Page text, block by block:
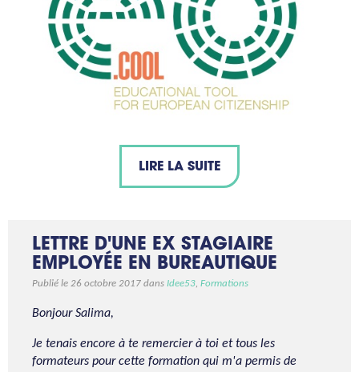
LIRE LA SUITE
LETTRE D'UNE EX STAGIAIRE
EMPLOYÉE EN BUREAUTIQUE
Publié le 26 octobre 2017 dans Idee53, Formations
Bonjour Salima,
Je tenais encore à te remercier à toi et tous les
formateurs pour cette formation qui m'a permis de